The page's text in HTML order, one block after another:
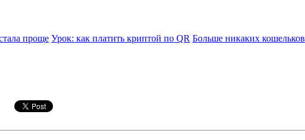
проще Урок: как платить криптой по QR Больше никаких кошельков